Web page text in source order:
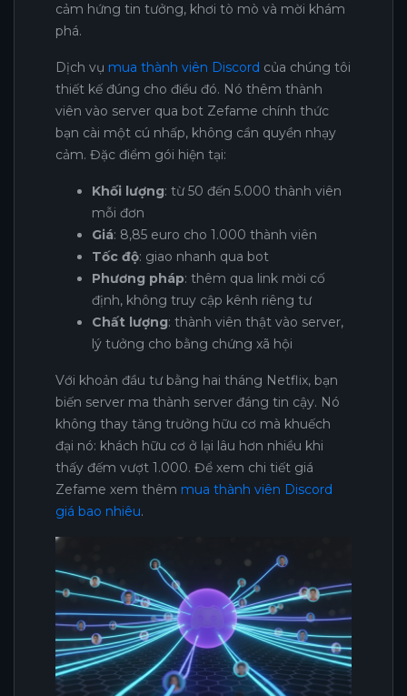
cảm hứng tin tưởng, khơi tò mò và mời khám
phá.
Dịch vụ mua thành viên Discord của chúng tôi
thiết kế đúng cho điều đó. Nó thêm thành
viên vào server qua bot Zefame chính thức
bạn cài một cú nhấp, không cần quyền nhạy
cảm. Đặc điểm gói hiện tại:
Khối lượng: từ 50 đến 5.000 thành viên
mỗi đơn
Giá: 8,85 euro cho 1.000 thành viên
Tốc độ: giao nhanh qua bot
Phương pháp: thêm qua link mời cố
định, không truy cập kênh riêng tư
Chất lượng: thành viên thật vào server,
lý tưởng cho bằng chứng xã hội
Với khoản đầu tư bằng hai tháng Netflix, bạn
biến server ma thành server đáng tin cậy. Nó
không thay tăng trưởng hữu cơ mà khuếch
đại nó: khách hữu cơ ở lại lâu hơn nhiều khi
thấy đếm vượt 1.000. Để xem chi tiết giá
Zefame xem thêm mua thành viên Discord
giá bao nhiêu.